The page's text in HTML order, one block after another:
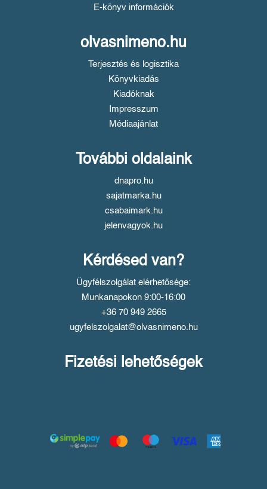
E-könyv információk
olvasnimeno.hu
Terjesztés és logisztika
Könyvkiadás
Kiadóknak
Impresszum
Médiaajánlat
További oldalaink
dnapro.hu
sajatmarka.hu
csabaimark.hu
jelenvagyok.hu
Kérdésed van?
Ügyfélszolgálat elérhetősége:
Munkanapokon 9:00-16:00
+36 70 949 2665
ugyfelszolgalat@olvasnimeno.hu
Fizetési lehetőségek